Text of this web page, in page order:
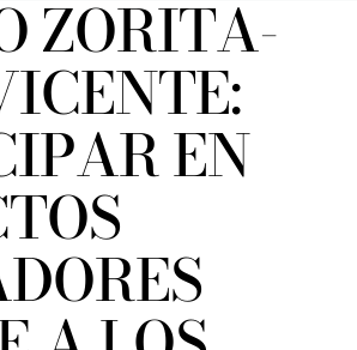
ZORITA-
EN